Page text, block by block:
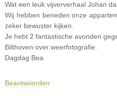
Wat een leuk vijververhaal Johan
Wij hebben beneden onze
zeker bewuster kijken.
Je hebt 2 fantastische avonden
Bilthoven over weerfotografie.
Dagdag Bea
Beantwoorden